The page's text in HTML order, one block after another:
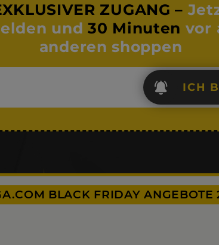
ZUGANG –
und 30 Minuten vor
anderen shoppen
ICH
BLACK FRIDAY ANGEBOTE